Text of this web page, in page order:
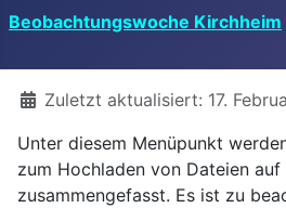
Beobachtungswoche Kirchheim
DetailsZuletzt aktualisiert: 17.
Unter diesem Menüpunkt
zum Hochladen von Dateien auf
zusammengefasst. Es ist zu